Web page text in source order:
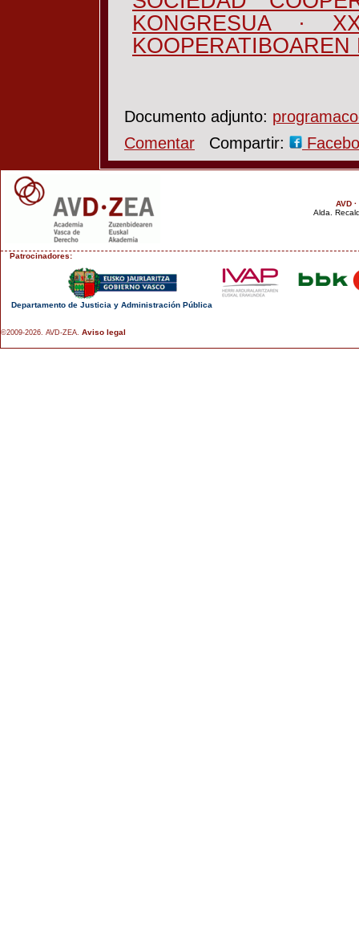
KONGRESUA ·
Documento adjunto:
Comentar
Compartir:
AVD
Alda.
Patrocinadores:
Departamento de Justicia y Administración Pública
©2009-2026. AVD-ZEA. Aviso legal